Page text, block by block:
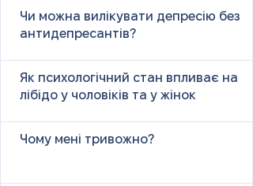
Чи можна вилікувати депресію без
антидепресантів?
Як психологічний стан впливає на
лібідо у чоловіків та у жінок
Чому мені тривожно?